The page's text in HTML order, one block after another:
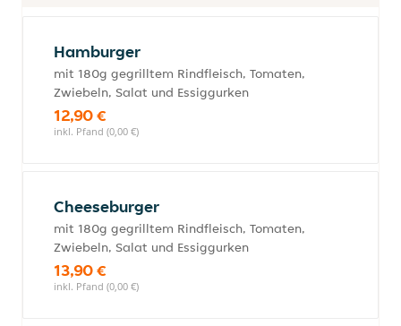
Hamburger
mit 180g gegrilltem Rindfleisch, Tomaten,
Zwiebeln, Salat und Essiggurken
12,90 €
inkl. Pfand (0,00 €)
Cheeseburger
mit 180g gegrilltem Rindfleisch, Tomaten,
Zwiebeln, Salat und Essiggurken
13,90 €
inkl. Pfand (0,00 €)